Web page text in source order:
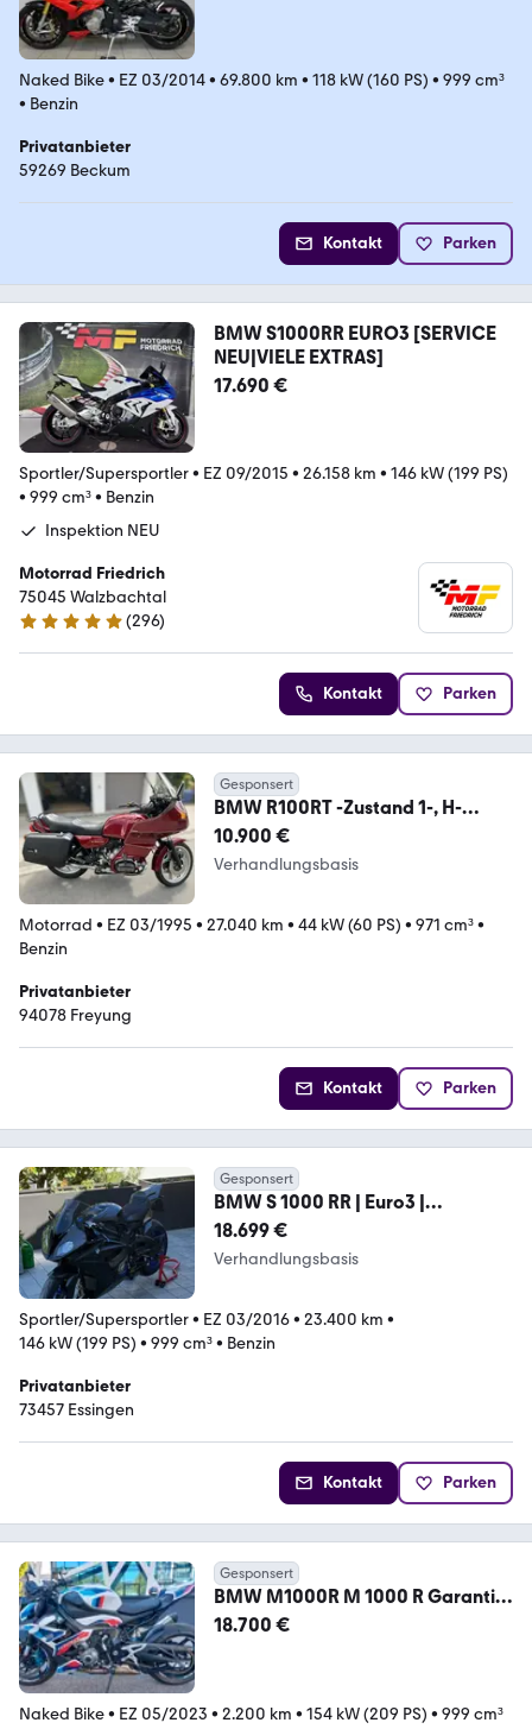
Naked Bike• EZ 03/2014• 69.800 km • 118 kW (160 PS) • 999 cm³
• Benzin
Privatanbieter
59269 Beckum
Kontakt Parken
BMW S1000RR EURO3 [SERVICE
NEU|VIELE EXTRAS]
17.690 €
Sportler/Supersportler• EZ 09/2015 • 26.158 km • 146 kW (199 PS)
• 999 cm³• Benzin
Inspektion NEU
Motorrad Friedrich
75045 Walzbachtal
4.8 Sterne
(296)
Kontakt Parken
Gesponsert
BMW R100RT -Zustand 1-, H-
Kennzeichen, EZ 3/95
10.900 €
Verhandlungsbasis
Motorrad • EZ 03/1995 • 27.040 km • 44 kW (60 PS) • 971 cm³•
Benzin
Privatanbieter
94078 Freyung
Kontakt Parken
Gesponsert
BMW S 1000 RR | Euro3 |
Carbonverkleidung
18.699 €
Verhandlungsbasis
Sportler/Supersportler• EZ 03/2016• 23.400 km •
146 kW (199 PS) • 999 cm³• Benzin
Privatanbieter
73457 Essingen
Kontakt Parken
Gesponsert
BMW M1000R M 1000 R Garantie
07/28 / Inspektion Neu
18.700 €
Naked Bike• EZ 05/2023 • 2.200 km • 154 kW (209 PS) • 999 cm³